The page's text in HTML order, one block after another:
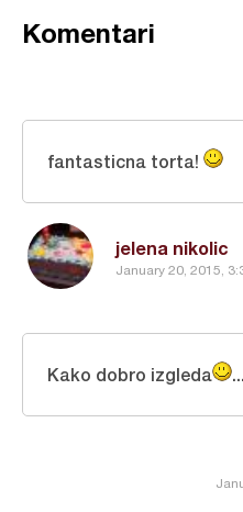
Komentari
jelena nikolic
January 20, 2015,
fantasticna torta!
Kako dobro izgleda